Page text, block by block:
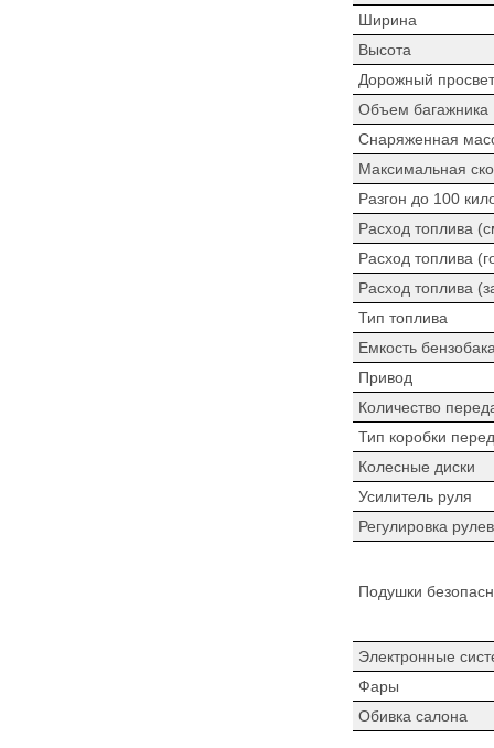
Ширина
Высота
Дорожный просвет
Объем багажника
Снаряженная
Максимальная
Разгон до 100
Расход топлива
Расход топлива
Расход топлива
Тип топлива
Емкость
Привод
Количество
Тип коробки
Колесные диски
Усилитель руля
Регулировка
Подушки
Электронные
Фары
Обивка салона